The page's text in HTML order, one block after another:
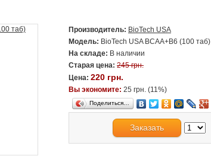
Производитель: BioTech USA
Модель: BioTech USA BCAA+B6 (100 таб)
На складе: В наличии
Старая цена: 245 грн.
Цена: 220 грн.
Вы экономите: 25 грн. (11%)
Поделиться…
Заказать